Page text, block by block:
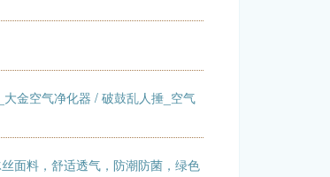
金空气净化器 / 破鼓乱人捶_空气
面料，舒适透气，防潮防菌，绿色